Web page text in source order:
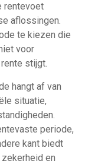
rentevoet
aflossingen.
te kiezen die
voor
stijgt.
hangt af van
situatie,
periode,
kant biedt
en